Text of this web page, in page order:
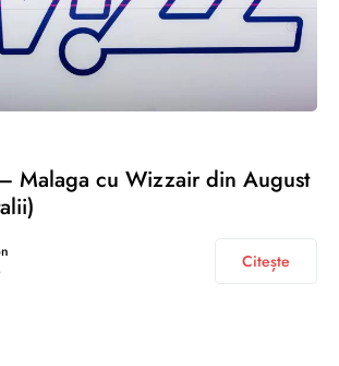
Malaga cu Wizzair din August
Citește